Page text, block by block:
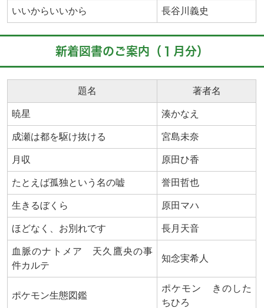
いいからいいから 長谷川義史
新着図書のご案内（１月分）
題名 著者名
暁星 湊かなえ
成瀬は都を駆け抜ける 宮島未奈
月収 原田ひ香
たとえば孤独という名の嘘 誉田哲也
生きるぼくら 原田マハ
ほどなく、お別れです 長月天音
血脈のナトメア 天久鷹央の事
件カルテ
知念実希人
ポケモン生態図鑑
ポケモン きのした
ちひろ